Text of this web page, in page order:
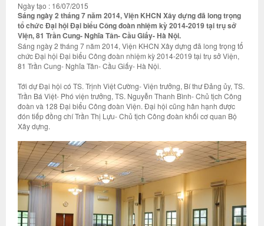
Ngày tạo : 16/07/2015
Sáng ngày 2 tháng 7 năm 2014, Viện KHCN Xây dựng đã long trọng
tổ chức Đại hội Đại biểu Công đoàn nhiệm kỳ 2014-2019 tại trụ sở
Viện, 81 Trần Cung- Nghĩa Tân- Cầu Giấy- Hà Nội.
Sáng ngày 2 tháng 7 năm 2014, Viện KHCN Xây dựng đã long trọng tổ
chức Đại hội Đại biểu Công đoàn nhiệm kỳ 2014-2019 tại trụ sở Viện,
81 Trần Cung- Nghĩa Tân- Cầu Giấy- Hà Nội.
Tới dự Đại hội có TS. Trịnh Việt Cường- Viện trưởng, Bí thư Đảng ủy, TS.
Trần Bá Việt- Phó viện trưởng, TS. Nguyễn Thanh Bình- Chủ tịch Công
đoàn và 128 Đại biểu Công đoàn Viện. Đại hội cũng hân hạnh được
đón tiếp đồng chí Trần Thị Lựu- Chủ tịch Công đoàn khối cơ quan Bộ
Xây dựng.